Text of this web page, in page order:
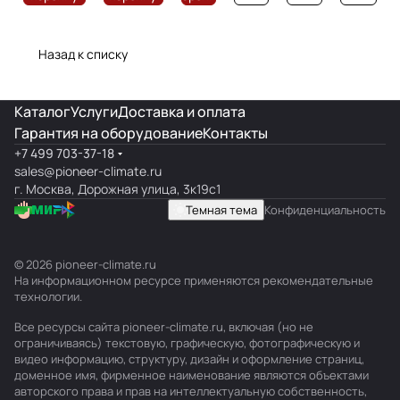
Назад к списку
КаталогУслугиДоставка и оплата
Гарантия на оборудованиеКонтакты
+7 499 703-37-18
sales@pioneer-climate.ru
г. Москва, Дорожная улица, 3к19с1
Темная тема Конфиденциальность
© 2026 pioneer-climate.ru
На информационном ресурсе применяются рекомендательные
технологии.
Все ресурсы сайта pioneer-climate.ru, включая (но не
ограничиваясь) текстовую, графическую, фотографическую и
видео информацию, структуру, дизайн и оформление страниц,
доменное имя, фирменное наименование являются объектами
авторского права и прав на интеллектуальную собственность,